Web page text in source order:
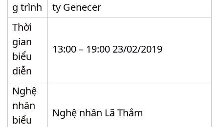
g trình
ty Genecer
Thời
gian
biểu
diễn
13:00 – 19:00 23/02/2019
Nghệ
nhân
biểu
Nghệ nhân Lã Thắm